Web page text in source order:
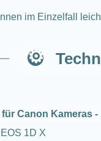
im Einzelfall
1D X